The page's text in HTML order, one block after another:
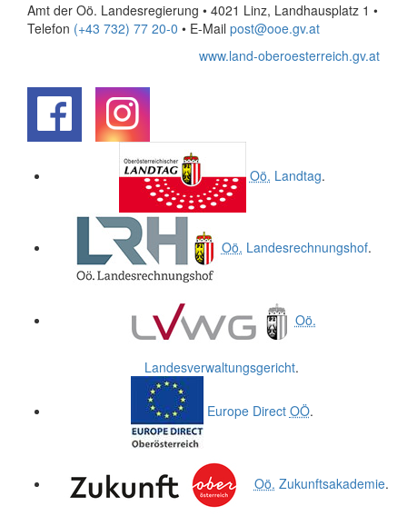
Amt der Oö. Landesregierung • 4021 Linz, Landhausplatz 1 •
Telefon (+43 732) 77 20-0 • E-Mail post@ooe.gv.at
www.land-oberoesterreich.gv.at
Oö. Landtag.
Oö. Landesrechnungshof.
Oö.
Landesverwaltungsgericht.
Europe Direct OÖ.
Oö. Zukunftsakademie.